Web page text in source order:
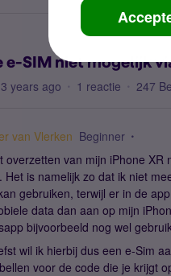
SIM niet mogelijk
years ago 1 reactie 247
van Vlerken Beginner
overzetten van mijn iPhone
Het is namelijk zo dat ik niet
gebruiken, terwijl er in de
data dan aan op mijn
bijvoorbeeld nog wel
wil ik hierbij dus een e-Sim
voor de code die je krijgt